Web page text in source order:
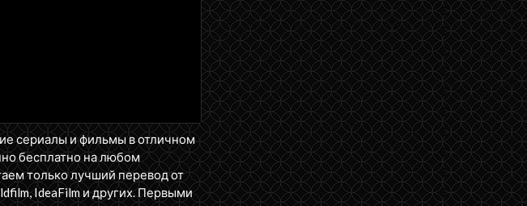
сериалы и фильмы в отличном
бесплатно на любом
только лучший перевод от
IdeaFilm и других. Первыми